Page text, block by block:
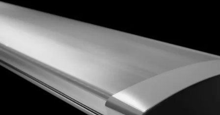
Búsqueda
Introducir el término de búsqueda